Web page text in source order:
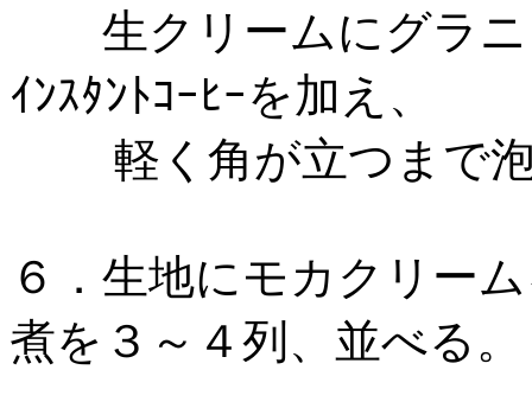
生クリームにグラニ
ｲﾝｽﾀﾝﾄｺｰﾋｰを加え、
軽く角が立つまで泡
６．生地にモカクリー
煮を３～４列、並べる。